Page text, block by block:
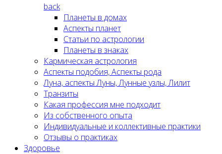
back
Планеты в домах
Аспекты планет
Статьи по астрологии
Планеты в знаках
Кармическая астрология
Аспекты подобия, Аспекты рода
Луна, аспекты Луны, Лунные узлы, Лилит
Транзиты
Какая профессия мне подходит
Из собственного опыта
Индивидуальные и коллективные практики
Отзывы о практиках
Здоровье